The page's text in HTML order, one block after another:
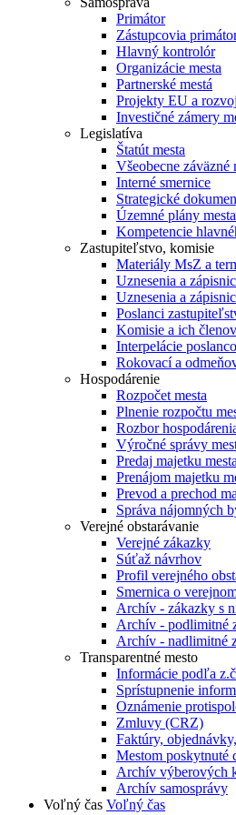
Primátor
Zástupcovia
Hlavný kontrolór
Organizácie mesta
Partnerské mestá
Projekty EU a
Investičné zámery
Legislatíva
Štatút mesta
Všeobecne záväzné
Interné smernice
Strategické
Územné plány mesta
Kompetencie
Zastupiteľstvo, komisie
Materiály MsZ a
Uznesenia a
Uznesenia a
Poslanci
Komisie a ich
Interpelácie
Rokovací a
Hospodárenie
Rozpočet mesta
Plnenie rozpočtu
Rozbor
Výročné správy
Predaj majetku mesta
Prenájom majetku
Prevod a prechod
Správa nájomných
Verejné obstarávanie
Verejné zákazky
Súťaž návrhov
Profil verejného
Smernica o
Archív - zákazky s
Archív - podlimitné
Archív - nadlimitné
Transparentné mesto
Informácie podľa
Sprístupnenie
Oznámenie
Zmluvy (CRZ)
Faktúry,
Mestom poskytnuté
Archív výberových
Archív samosprávy
Voľný čas Voľný čas